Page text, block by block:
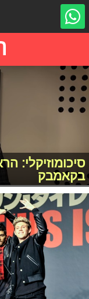
סיכומוזיקלי:
בקאמבק